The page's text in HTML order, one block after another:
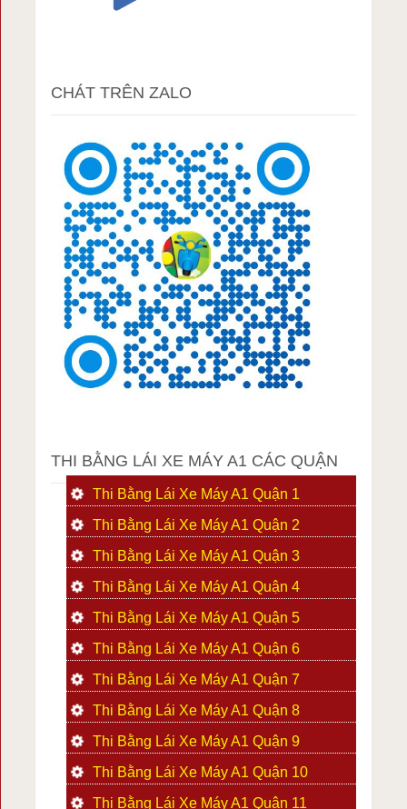
CHÁT TRÊN ZALO
THI BẰNG LÁI XE MÁY A1 CÁC QUẬN
Thi Bằng Lái Xe Máy A1 Quận 1
Thi Bằng Lái Xe Máy A1 Quận 2
Thi Bằng Lái Xe Máy A1 Quận 3
Thi Bằng Lái Xe Máy A1 Quận 4
Thi Bằng Lái Xe Máy A1 Quận 5
Thi Bằng Lái Xe Máy A1 Quận 6
Thi Bằng Lái Xe Máy A1 Quận 7
Thi Bằng Lái Xe Máy A1 Quận 8
Thi Bằng Lái Xe Máy A1 Quận 9
Thi Bằng Lái Xe Máy A1 Quận 10
Thi Bằng Lái Xe Máy A1 Quận 11